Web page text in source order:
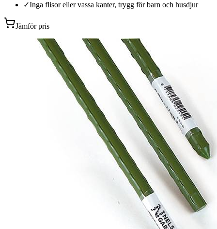
✓Inga flisor eller vassa kanter, trygg för barn och husdjur
Jämför pris